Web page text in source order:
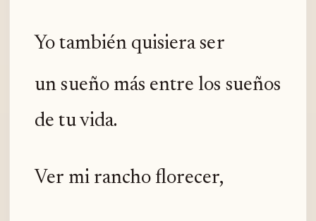
Yo también quisiera ser
un sueño más entre los sueños
de tu vida.
Ver mi rancho florecer,